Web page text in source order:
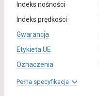
Indeks nośności
Indeks prędkości
Gwarancja
Etykieta UE
Oznaczenia
Pełna specyfikacja